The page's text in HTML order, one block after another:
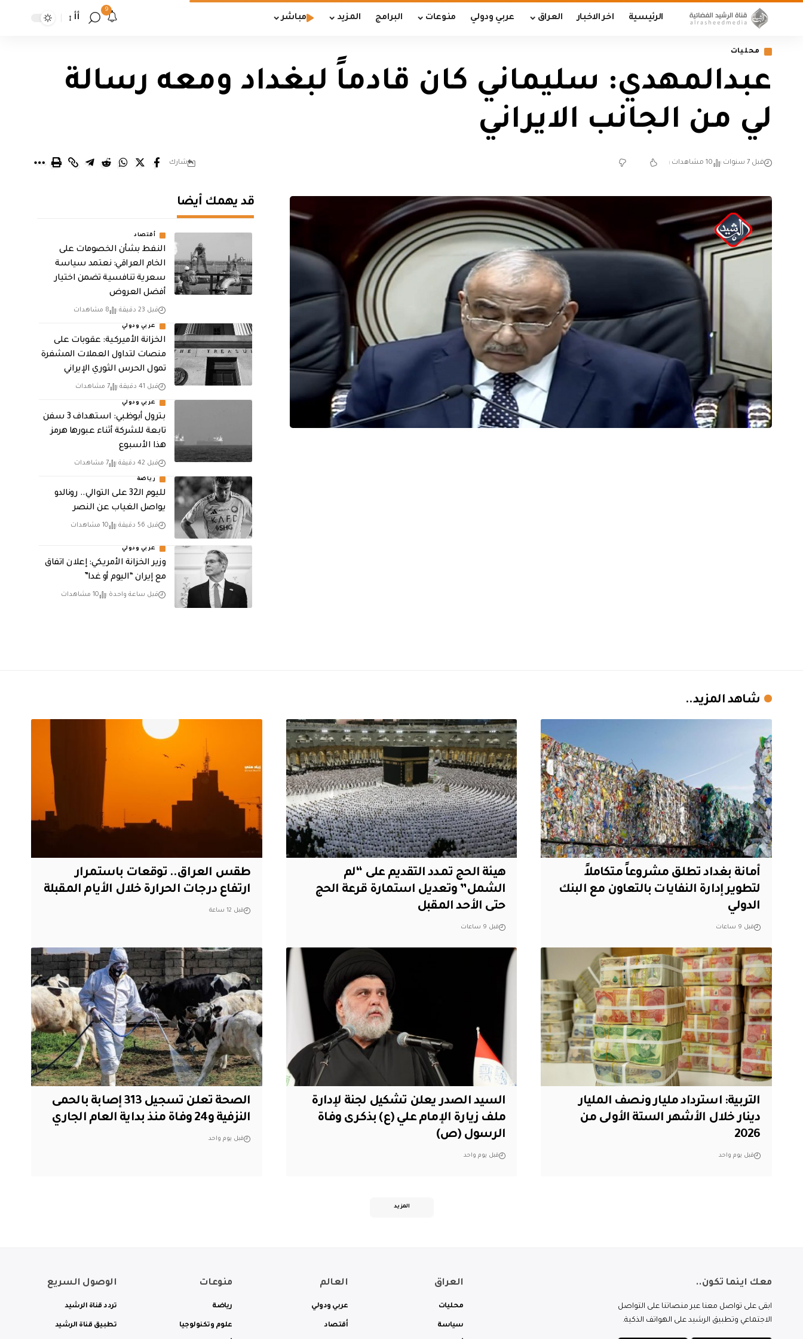
الرئيسية اخر الاخبار العراق عربي ودولي منوعات البرامج المزيد مباشر
9
أأ
محليات
عبدالمهدي: سليماني كان قادماً لبغداد ومعه رسالة
لي من الجانب الايراني
قبل 7 سنوات 10 مشاهدات شارك
قد يهمك أيضا
أقتصاد
النفط بشأن الخصومات على
الخام العراقي: نعتمد سياسة
سعرية تنافسية تضمن اختيار
أفضل العروض
قبل 23 دقيقة 8 مشاهدات
عربي ودولي
الخزانة الأميركية: عقوبات على
منصات لتداول العملات المشفرة
تمول الحرس الثوري الإيراني
قبل 41 دقيقة 7 مشاهدات
عربي ودولي
بترول أبوظبي: استهداف 3 سفن
تابعة للشركة أثناء عبورها هرمز
هذا الأسبوع
قبل 42 دقيقة 7 مشاهدات
رياضة
لليوم الـ32 على التوالي.. رونالدو
يواصل الغياب عن النصر
قبل 56 دقيقة 10 مشاهدات
عربي ودولي
وزير الخزانة الأمريكي: إعلان اتفاق
مع إيران “اليوم أو غدا”
قبل ساعة واحدة 10 مشاهدات
شاهد المزيد..
أمانة بغداد تطلق مشروعاً متكاملاً
لتطوير إدارة النفايات بالتعاون مع البنك
الدولي
قبل 9 ساعات
هيئة الحج تمدد التقديم على “لم
الشمل” وتعديل استمارة قرعة الحج
حتى الأحد المقبل
قبل 9 ساعات
طقس العراق.. توقعات باستمرار
ارتفاع درجات الحرارة خلال الأيام المقبلة
قبل 12 ساعة
التربية: استرداد مليار ونصف المليار
دينار خلال الأشهر الستة الأولى من
2026
قبل يوم واحد
السيد الصدر يعلن تشكيل لجنة لإدارة
ملف زيارة الإمام علي (ع) بذكرى وفاة
الرسول (ص)
قبل يوم واحد
الصحة تعلن تسجيل 313 إصابة بالحمى
النزفية و24 وفاة منذ بداية العام الجاري
قبل يوم واحد
المزيد
معك اينما تكون..
ابقى على تواصل معنا عبر منصاتنا على التواصل
الاجتماعي وتطبيق الرشيد على الهواتف الذكية.
العراق
محليات
سياسة
العالم
عربي ودولي
أقتصاد
منوعات
رياضة
علوم وتكنولوجيا
الوصول السريع
تردد قناة الرشيد
تطبيق قناة الرشيد